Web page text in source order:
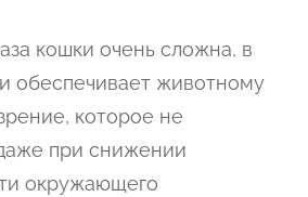
кошки очень сложна, в
обеспечивает животному
которое не
при снижении
окружающего